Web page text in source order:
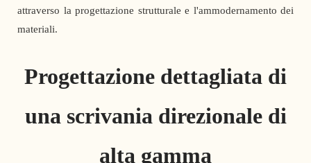
attraverso la progettazione strutturale e l'ammodernamento dei
materiali.
Progettazione dettagliata di
una scrivania direzionale di
alta gamma